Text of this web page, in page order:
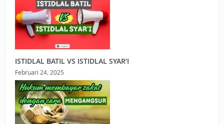
ISTIDLAL BATIL VS ISTIDLAL SYAR’I
Februari 24, 2025